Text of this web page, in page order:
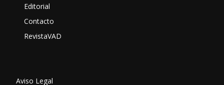
Editorial
Contacto
RevistaVAD
Aviso Legal